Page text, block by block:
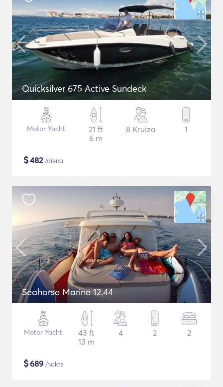
Quicksilver 675 Active Sundeck
Motor Yacht
21 ft
6 m
8 Kruīza 1
$482/diena
Seahorse Marine 12.44
Motor Yacht
43 ft
13 m
4 2 2
$689 /nakts